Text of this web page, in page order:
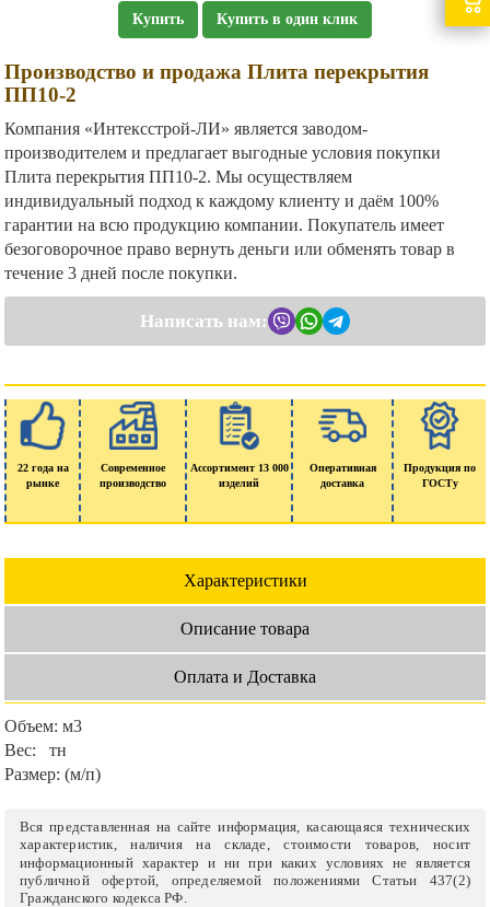
Купить Купить в один клик
Производство и продажа Плита перекрытия
ПП10-2
Компания «Интексстрой-ЛИ» является заводом-
производителем и предлагает выгодные условия покупки
Плита перекрытия ПП10-2. Мы осуществляем
индивидуальный подход к каждому клиенту и даём 100%
гарантии на всю продукцию компании. Покупатель имеет
безоговорочное право вернуть деньги или обменять товар в
течение 3 дней после покупки.
Написать нам:
22 года на
рынке
Современное
производство
Ассортимент 13 000
изделий
Оперативная
доставка
Продукция по
ГОСТу
Характеристики
Описание товара
Оплата и Доставка
Объем: м3
Вес:
тн
Размер: (м/п)
Вся представленная на сайте информация, касающаяся технических
характеристик, наличия на складе, стоимости товаров, носит
информационный характер и ни при каких условиях не является
публичной офертой, определяемой положениями Статьи 437(2)
Гражданского кодекса РФ.